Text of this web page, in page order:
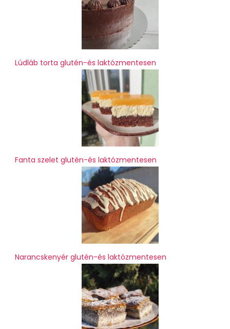
Lúdláb torta glutén-és laktózmentesen
Fanta szelet glutén-és laktózmentesen
Narancskenyér glutén-és laktózmentesen